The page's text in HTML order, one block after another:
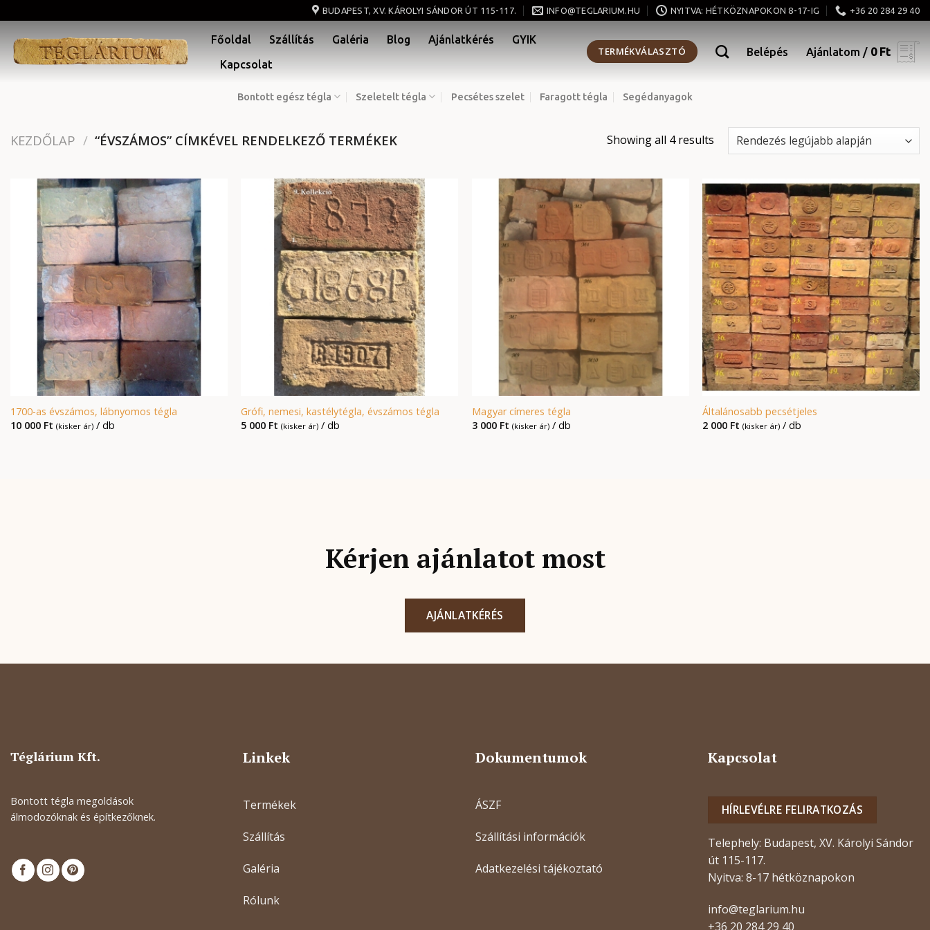
to
content
BUDAPEST, XV. KÁROLYI SÁNDOR ÚT 115-117. INFO@TEGLARIUM.HU NYITVA: HÉTKÖZNAPOKON 8-17-IG +36 20 284 29 40
Főoldal Szállítás Galéria Blog Ajánlatkérés
GYIK
Kapcsolat
TERMÉKVÁLASZTÓ Belépés Ajánlatom / 0 Ft
Bontott egész tégla Szeletelt tégla Pecsétes szelet Faragott tégla Segédanyagok
KEZDŐLAP / “ÉVSZÁMOS” CÍMKÉVEL RENDELKEZŐ TERMÉKEK Showing all 4 results
1700-as évszámos, lábnyomos tégla
10 000 Ft (kisker ár)/ db
Grófi, nemesi, kastélytégla, évszámos tégla
5 000 Ft (kisker ár) / db
Magyar címeres tégla
3 000 Ft (kisker ár)/ db
Általánosabb pecsétjeles
2 000 Ft (kisker ár) / db
Kérjen ajánlatot most
AJÁNLATKÉRÉS
Téglárium Kft.
Bontott tégla megoldások
álmodozóknak és építkezőknek.
Linkek
Termékek
Szállítás
Galéria
Rólunk
Dokumentumok
ÁSZF
Szállítási információk
Adatkezelési tájékoztató
Kapcsolat
HÍRLEVÉLRE FELIRATKOZÁS
Telephely: Budapest, XV. Károlyi Sándor
út 115-117.
Nyitva: 8-17 hétköznapokon
info@teglarium.hu
+36 20 284 29 40